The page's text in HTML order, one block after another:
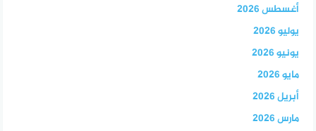
أغسطس 2026
يوليو 2026
يونيو 2026
مايو 2026
أبريل 2026
مارس 2026